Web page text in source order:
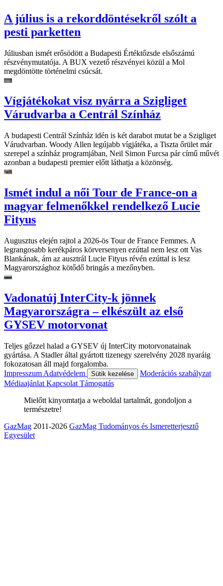
A július is a rekorddöntésekről szólt a
pesti parketten
Júliusban ismét erősödött a Budapesti Értéktőzsde elsőszámú
részvénymutatója. A BUX vezető részvényei közül a Mol
megdöntötte történelmi csúcsát.
Vígjátékokat visz nyárra a Szigliget
Várudvarba a Centrál Színház
A budapesti Centrál Színház idén is két darabot mutat be a Szigliget
Várudvarban. Woody Allen legújabb vígjátéka, a Tiszta őrület már
szerepel a színház programjában, Neil Simon Furcsa pár című művét
azonban a budapesti premier előtt láthatja a közönség.
Ismét indul a női Tour de France-on a
magyar felmenőkkel rendelkező Lucie
Fityus
Augusztus elején rajtol a 2026-ös Tour de France Femmes. A
legrangosabb kerékpáros körversenyen ezúttal nem lesz ott Vas
Blankának, ám az ausztrál Lucie Fityus révén ezúttal is lesz
Magyarországhoz kötődő bringás a mezőnyben.
Vadonatúj InterCity-k jönnek
Magyarországra – elkészült az első
GYSEV motorvonat
Teljes gőzzel halad a GYSEV új InterCity motorvonatainak
gyártása. A Stadler által gyártott tizenegy szerelvény 2028 nyaráig
fokozatosan áll majd forgalomba.
Impresszum Adatvédelem Sütik kezelése
Moderációs szabályzat
Médiaajánlat Kapcsolat Támogatás
Mielőtt kinyomtatja a weboldal tartalmát, gondoljon a
természetre!
GazMag 2011-2026 GazMag Tudományos és Ismeretterjesztő
Egyesület